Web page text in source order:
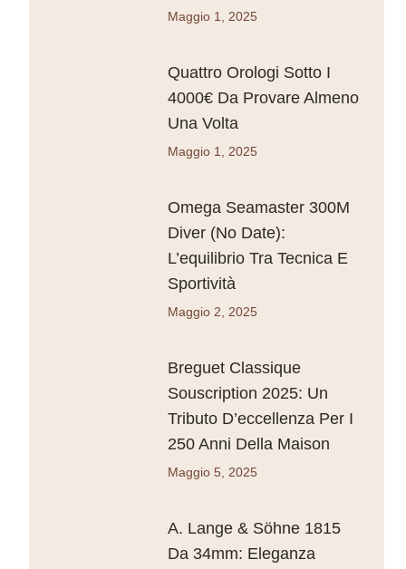
Maggio 1, 2025
Quattro Orologi Sotto I
4000€ Da Provare Almeno
Una Volta
Maggio 1, 2025
Omega Seamaster 300M
Diver (No Date):
L’equilibrio Tra Tecnica E
Sportività
Maggio 2, 2025
Breguet Classique
Souscription 2025: Un
Tributo D’eccellenza Per I
250 Anni Della Maison
Maggio 5, 2025
A. Lange & Söhne 1815
Da 34mm: Eleganza